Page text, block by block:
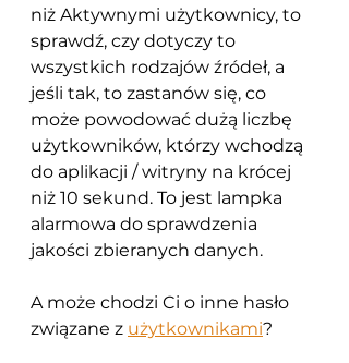
niż Aktywnymi użytkownicy, to
sprawdź, czy dotyczy to
wszystkich rodzajów źródeł, a
jeśli tak, to zastanów się, co
może powodować dużą liczbę
użytkowników, którzy wchodzą
do aplikacji / witryny na krócej
niż 10 sekund. To jest lampka
alarmowa do sprawdzenia
jakości zbieranych danych.
A może chodzi Ci o inne hasło
związane z użytkownikami?